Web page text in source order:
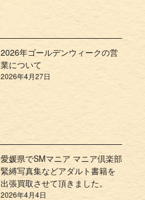
2026年ゴールデンウィークの営
業について
2026年4月27日
愛媛県でSMマニア マニア倶楽部
緊縛写真集などアダルト書籍を
出張買取させて頂きました。
2026年4月4日